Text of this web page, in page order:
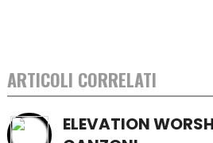
ARTICOLI CORRELATI
ELEVATION